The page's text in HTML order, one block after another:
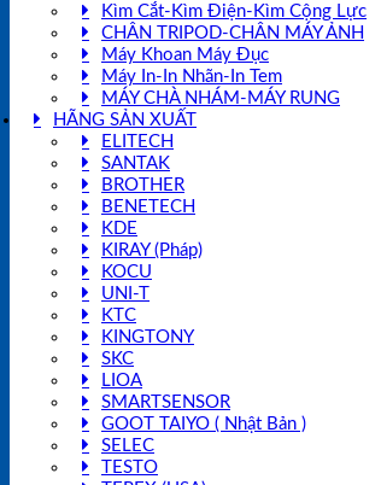
Kìm Cắt-Kìm Điện-Kìm Cộng Lực
CHÂN TRIPOD-CHÂN MÁY ẢNH
Máy Khoan Máy Đục
Máy In-In Nhãn-In Tem
MÁY CHÀ NHÁM-MÁY RUNG
HÃNG SẢN XUẤT
ELITECH
SANTAK
BROTHER
BENETECH
KDE
KIRAY (Pháp)
KOCU
UNI-T
KTC
KINGTONY
SKC
LIOA
SMARTSENSOR
GOOT TAIYO ( Nhật Bản )
SELEC
TESTO